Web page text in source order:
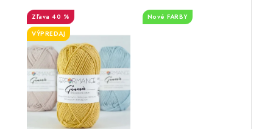
40 %
VÝPREDAJ
Nové FARBY